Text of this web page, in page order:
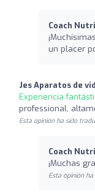
Coach
un placer
Jes Aparatos de
Experiencia
professional,
Esta opinión ha sido
Coach
¡Muchas
Esta opinión